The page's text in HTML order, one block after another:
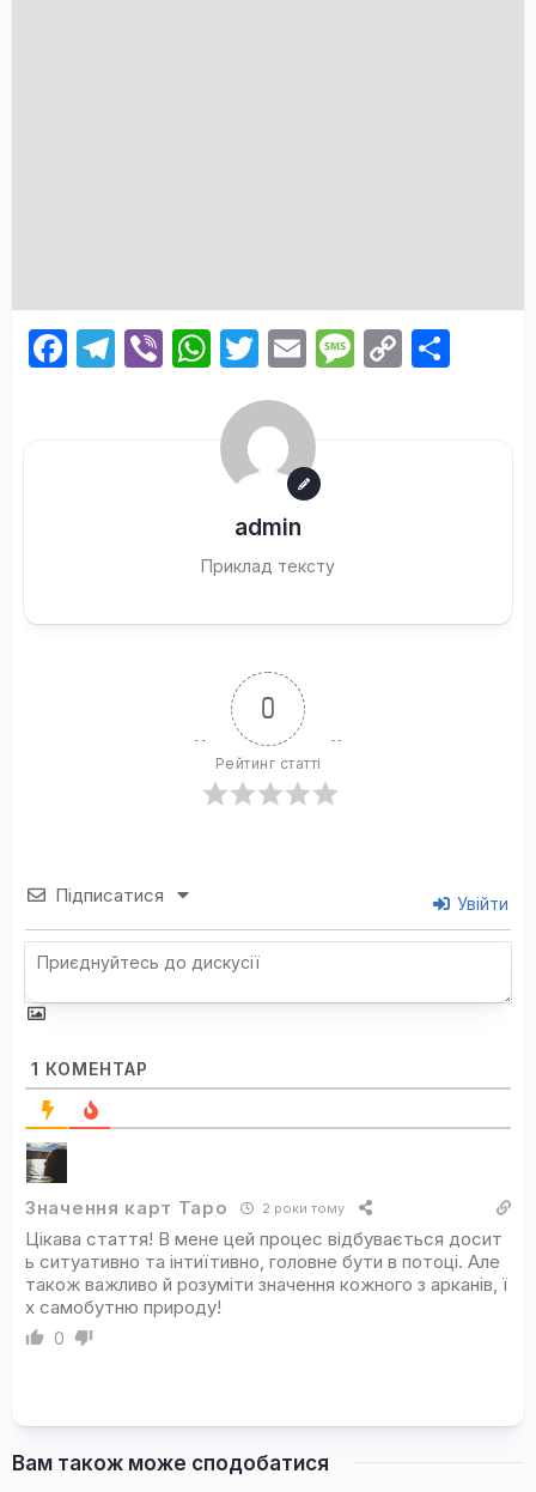
Facebook
Telegram
ViberWhatsApp
Twitter
EmailMessage
Copy
admin
Приклад тексту
0
Рейтинг статті
Підписатися Увійти
1 КОМЕНТАР
Значення карт Таро 2 роки тому
Цікава стаття! В мене цей процес відбувається досит
ь ситуативно та інтиїтивно, головне бути в потоці. Але
також важливо й розуміти значення кожного з арканів, ї
х самобутню природу!
0
Вам також може сподобатися